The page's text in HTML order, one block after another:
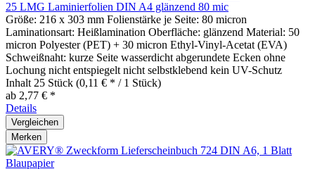
25 LMG Laminierfolien DIN A4 glänzend 80 mic
Größe: 216 x 303 mm Folienstärke je Seite: 80 micron
Laminationsart: Heißlamination Oberfläche: glänzend Material: 50
micron Polyester (PET) + 30 micron Ethyl-Vinyl-Acetat (EVA)
Schweißnaht: kurze Seite wasserdicht abgerundete Ecken ohne
Lochung nicht entspiegelt nicht selbstklebend kein UV-Schutz
Inhalt 25 Stück (0,11 € * / 1 Stück)
ab 2,77 € *
Details
Vergleichen
Merken